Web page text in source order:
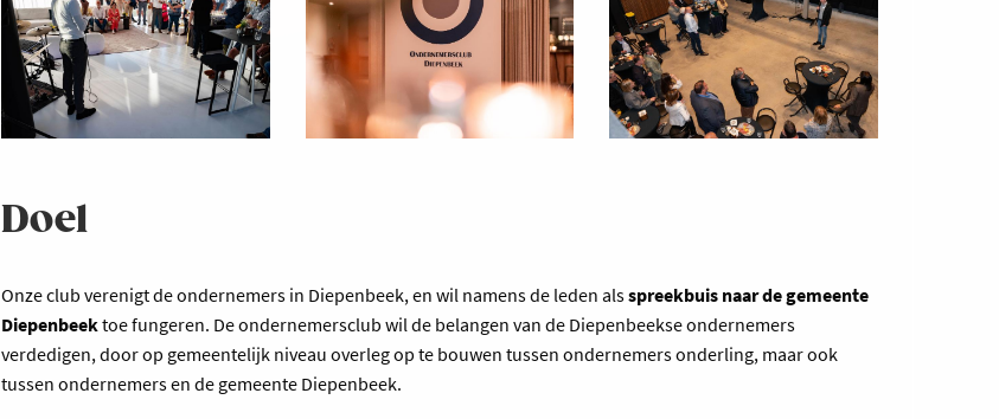
Doel
Onze club verenigt de ondernemers in Diepenbeek, en wil namens de leden alsspreekbuis naar de gemeente
Diepenbeektoe fungeren. De ondernemersclub wil de belangen van de Diepenbeekse ondernemers
verdedigen, door op gemeentelijk niveau overleg op te bouwen tussen ondernemers onderling, maar ook
tussen ondernemers en de gemeente Diepenbeek.